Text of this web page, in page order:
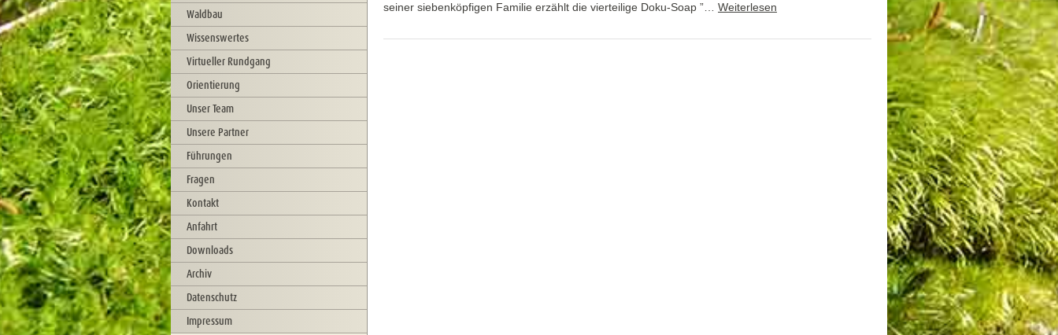
Waldbau
Wissenswertes
Virtueller Rundgang
Orientierung
Unser Team
Unsere Partner
Führungen
Fragen
Kontakt
Anfahrt
Downloads
Archiv
Datenschutz
Impressum
seiner siebenköpfigen Familie erzählt die vierteilige Doku-Soap ”… Weiterlesen